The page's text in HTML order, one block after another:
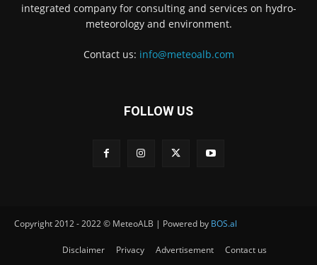
integrated company for consulting and services on hydro-
meteorology and environment.
Contact us: info@meteoalb.com
FOLLOW US
Copyright 2012 - 2022 © MeteoALB | Powered by BOS.al
Disclaimer Privacy Advertisement Contact us